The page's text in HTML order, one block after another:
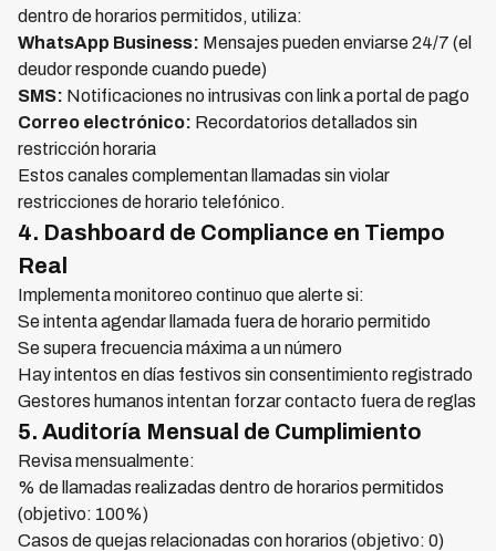
dentro de horarios permitidos, utiliza:
WhatsApp Business: Mensajes pueden enviarse 24/7 (el
deudor responde cuando puede)
SMS: Notificaciones no intrusivas con link a portal de pago
Correo electrónico: Recordatorios detallados sin
restricción horaria
Estos canales complementan llamadas sin violar
restricciones de horario telefónico.
4. Dashboard de Compliance en Tiempo
Real
Implementa monitoreo continuo que alerte si:
Se intenta agendar llamada fuera de horario permitido
Se supera frecuencia máxima a un número
Hay intentos en días festivos sin consentimiento registrado
Gestores humanos intentan forzar contacto fuera de reglas
5. Auditoría Mensual de Cumplimiento
Revisa mensualmente:
% de llamadas realizadas dentro de horarios permitidos
(objetivo: 100%)
Casos de quejas relacionadas con horarios (objetivo: 0)